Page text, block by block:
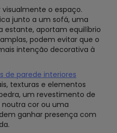
o espaço.
junto a um sofá, uma
estante, aportam equilíbrio
podem evitar que o
intenção decorativa à
de parede interiores
texturas e elementos
um revestimento de
cor ou uma
ganhar presença com